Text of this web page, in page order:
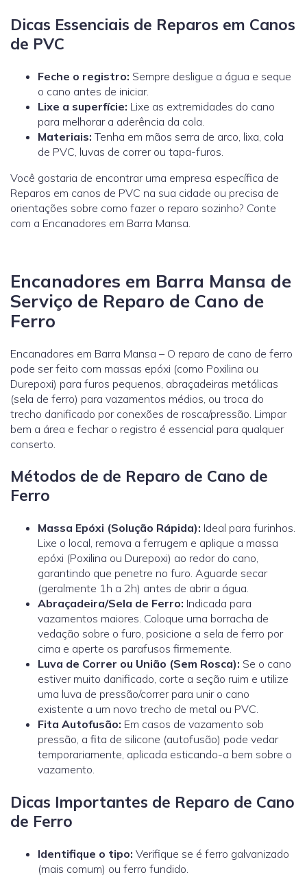
Dicas Essenciais de Reparos em Canos
de PVC
Feche o registro: Sempre desligue a água e seque
o cano antes de iniciar.
Lixe a superfície: Lixe as extremidades do cano
para melhorar a aderência da cola.
Materiais: Tenha em mãos serra de arco, lixa, cola
de PVC, luvas de correr ou tapa-furos.
Você gostaria de encontrar uma empresa específica de
Reparos em canos de PVC na sua cidade ou precisa de
orientações sobre como fazer o reparo sozinho? Conte
com a Encanadores em Barra Mansa.
Encanadores em Barra Mansa de
Serviço de Reparo de Cano de
Ferro
Encanadores em Barra Mansa – O reparo de cano de ferro
pode ser feito com massas epóxi (como Poxilina ou
Durepoxi) para furos pequenos, abraçadeiras metálicas
(sela de ferro) para vazamentos médios, ou troca do
trecho danificado por conexões de rosca/pressão. Limpar
bem a área e fechar o registro é essencial para qualquer
conserto.
Métodos de de Reparo de Cano de
Ferro
Massa Epóxi (Solução Rápida): Ideal para furinhos.
Lixe o local, remova a ferrugem e aplique a massa
epóxi (Poxilina ou Durepoxi) ao redor do cano,
garantindo que penetre no furo. Aguarde secar
(geralmente 1h a 2h) antes de abrir a água.
Abraçadeira/Sela de Ferro: Indicada para
vazamentos maiores. Coloque uma borracha de
vedação sobre o furo, posicione a sela de ferro por
cima e aperte os parafusos firmemente.
Luva de Correr ou União (Sem Rosca): Se o cano
estiver muito danificado, corte a seção ruim e utilize
uma luva de pressão/correrpara unir o cano
existente a um novo trecho de metal ou PVC.
Fita Autofusão: Em casos de vazamento sob
pressão, a fita de silicone (autofusão) pode vedar
temporariamente, aplicada esticando-a bem sobre o
vazamento.
Dicas Importantes de Reparo de Cano
de Ferro
Identifique o tipo: Verifique se é ferro galvanizado
(mais comum) ou ferro fundido.